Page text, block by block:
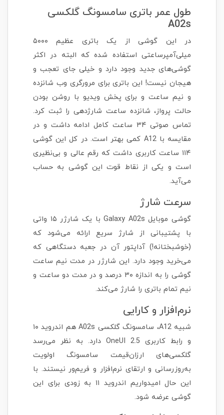
طول عمر باتری سامسونگ گلکسی
A02s
در این گوشی از یک باتری عظیم ۵۰۰۰
میلی‌آمپرساعتی استفاده شده که البته در اکثر
گوشی‌های جدید وجود دارد و خیلی جای تعجب و
هیجان نیست! این باتری برای مرورگری وب شانزده
و نیم ساعت و برای پخش ویدیو با روشن بودن
حالت پرواز، شانزده ساعت شارژدهی را ثبت کرد.
تماس صوتی ۳۴ ساعت کامل ادامه داشت و در
مقایسه با A12 کمی بهتر است. در کل این گوشی
۱۱۴ ساعت کاربری داشت که رقم عالی و بی‌نظیری
است و یکی از نقاط قوت این گوشی به حساب
می‌آید.
سرعت شارژ
گوشی موبایل Galaxy A02s با یک شارژر ۱۵ واتی
با پشتیبانی از شارژ سریع ارائه می‌شود که
(خوشبختانه!) آداپتور آن در جعبه دستگاهی که
می‌خرید وجود دارد. این شارژر در مدت نیم ساعت
گوشی را به اندازه ۳۰ درصد و در مدت دو ساعت و
نیم تمام باتری را شارژ می‌کند.
نرم‌افزار و کارایی
شبیه A12، سامسونگ گلکسی A02s هم اندروید ۱۰
و رابط کاربری OneUI 2.5 دارد. به نظر می‌رسد
گلکسی‌های ارزان‌قیمت سامسونگ اولویت
به‌روزرسانی و ارتقای نرم‌افزار و فریم‌ور نیستند. با
این حال امیدواریم اندروید ۱۱ به زودی برای این
گوشی عرضه شود.